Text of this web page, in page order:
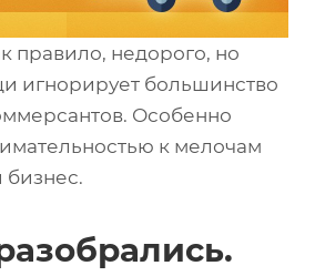
правило, недорого, но
игнорирует большинство
Особенно
к мелочам
бизнес.